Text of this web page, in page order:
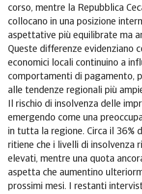
corso, mentre la Repubblica
collocano in una posizione
aspettative più equilibrate ma
Queste differenze evidenziano
economici locali continuino a
comportamenti di pagamento,
alle tendenze regionali più
Il rischio di insolvenza delle
emergendo come una
in tutta la regione. Circa il 36%
ritiene che i livelli di insolvenza
elevati, mentre una quota
aspetta che aumentino
prossimi mesi. I restanti